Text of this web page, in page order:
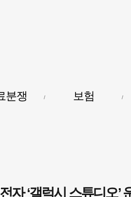
분쟁 보험
‘갤럭시 스튜디오’